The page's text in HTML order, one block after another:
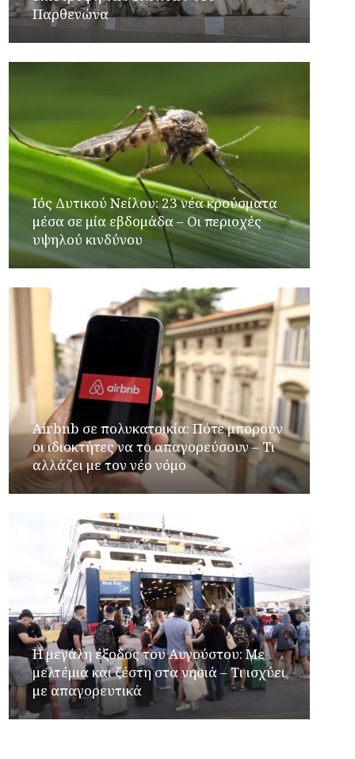
Παρθενώνα
Ιός Δυτικού Νείλου: 23 νέα κρούσματα
μέσα σε μία εβδομάδα – Οι περιοχές
υψηλού κινδύνου
Airbnb σε πολυκατοικία: Πότε μπορούν
οι ιδιοκτήτες να το απαγορεύσουν – Τι
αλλάζει με τον νέο νόμο
Η μεγάλη έξοδος του Αυγούστου: Με
μελτέμια και ζέστη στα νησιά – Τι ισχύει
με απαγορευτικά